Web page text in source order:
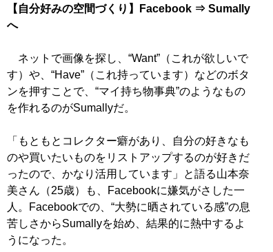
【自分好みの空間づくり】Facebook ⇒ Sumally
へ
ネットで画像を探し、“Want”（これが欲しいで
す）や、“Have”（これ持っています）などのボタ
ンを押すことで、“マイ持ち物事典”のようなもの
を作れるのがSumallyだ。
「もともとコレクター癖があり、自分の好きなも
のや買いたいものをリストアップするのが好きだ
ったので、かなり活用しています」と語る山本奈
美さん（25歳）も、Facebookに嫌気がさした一
人。Facebookでの、“大勢に晒されている感”の息
苦しさからSumallyを始め、結果的に熱中するよ
うになった。